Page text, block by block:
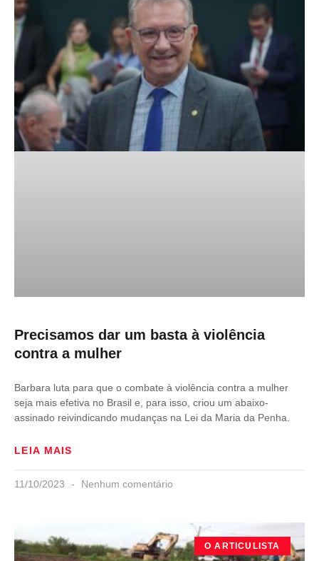
Precisamos dar um basta à violência
contra a mulher
Barbara luta para que o combate à violência contra a mulher
seja mais efetiva no Brasil e, para isso, criou um abaixo-
assinado reivindicando mudanças na Lei da Maria da Penha.
LEIA MAIS
11/10/2023 Nenhum comentário
O ARTICULISTA